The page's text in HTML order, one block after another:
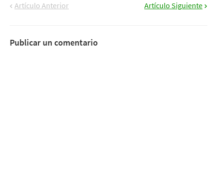
Artículo Anterior Artículo Siguiente
Publicar un comentario